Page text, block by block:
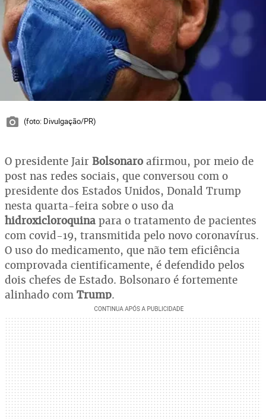
(foto: Divulgação/PR)
O presidente Jair Bolsonaro afirmou, por meio de
post nas redes sociais, que conversou com o
presidente dos Estados Unidos, Donald Trump
nesta quarta-feira sobre o uso da
hidroxicloroquina para o tratamento de pacientes
com covid-19, transmitida pelo novo coronavírus.
O uso do medicamento, que não tem eficiência
comprovada cientificamente, é defendido pelos
dois chefes de Estado. Bolsonaro é fortemente
alinhado com Trump.